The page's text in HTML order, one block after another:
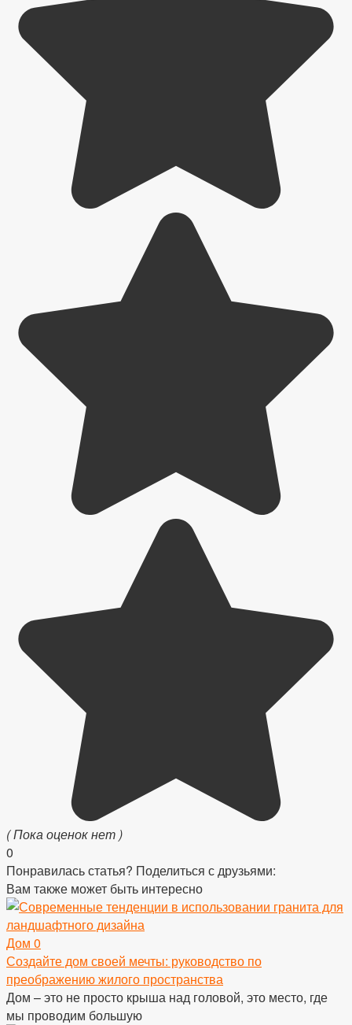
( Пока оценок нет )
0
Понравилась статья? Поделиться с друзьями:
Вам также может быть интересно
Дом 0
Создайте дом своей мечты: руководство по
преображению жилого пространства
Дом – это не просто крыша над головой, это место, где
мы проводим большую